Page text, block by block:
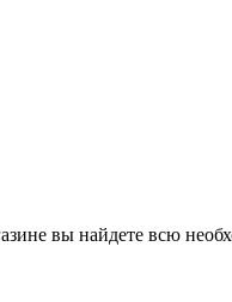
вы найдете всю